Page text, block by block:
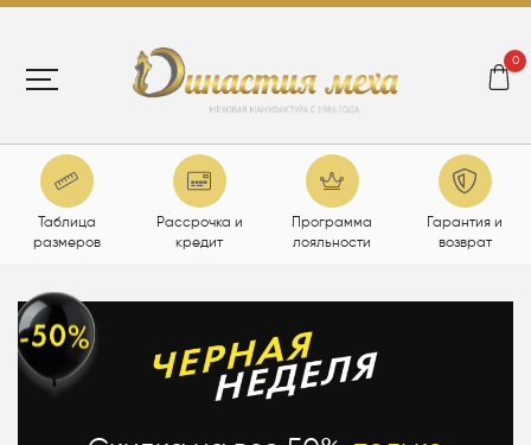
0
Таблица
размеров
Рассрочка и
кредит
Программа
лояльности
Гарантия и
возврат